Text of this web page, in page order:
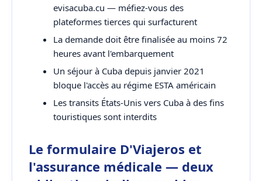
evisacuba.cu — méfiez-vous des
plateformes tierces qui surfacturent
La demande doit être finalisée au moins 72
heures avant l'embarquement
Un séjour à Cuba depuis janvier 2021
bloque l'accès au régime ESTA américain
Les transits États-Unis vers Cuba à des fins
touristiques sont interdits
Le formulaire D'Viajeros et
l'assurance médicale — deux